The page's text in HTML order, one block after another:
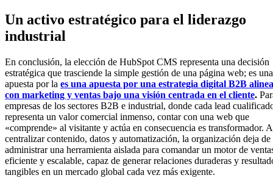
Un activo estratégico para el liderazgo
industrial
En conclusión, la elección de HubSpot CMS representa una decisión
estratégica que trasciende la simple gestión de una página web; es una
apuesta por la es una apuesta por una estrategia digital B2B
con marketing y ventas bajo una visión centrada en el cliente.
empresas de los sectores B2B e industrial, donde cada lead
representa un valor comercial inmenso, contar con una web que
«comprende» al visitante y actúa en consecuencia es transformador.
centralizar contenido, datos y automatización, la organización deja de
administrar una herramienta aislada para comandar un motor de
eficiente y escalable, capaz de generar relaciones duraderas y
tangibles en un mercado global cada vez más exigente.